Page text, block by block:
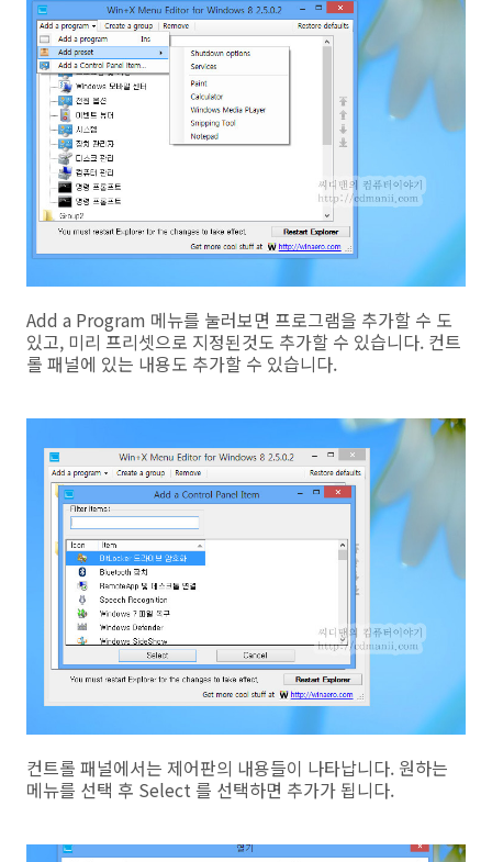
Add a Program 메뉴를 눌러보면 프로그램을 추가할 수 도
있고, 미리 프리셋으로 지정된것도 추가할 수 있습니다. 컨트
롤 패널에 있는 내용도 추가할 수 있습니다.
컨트롤 패널에서는 제어판의 내용들이 나타납니다. 원하는
메뉴를 선택 후 Select 를 선택하면 추가가 됩니다.